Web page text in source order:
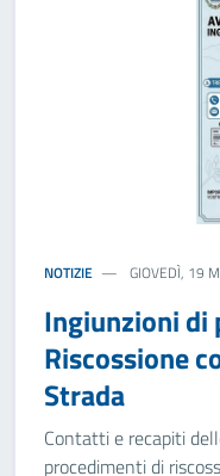
NOTIZIE GIOVEDÌ, 19
Ingiunzioni di
Riscossione
Strada
Contatti e recapiti
procedimenti di